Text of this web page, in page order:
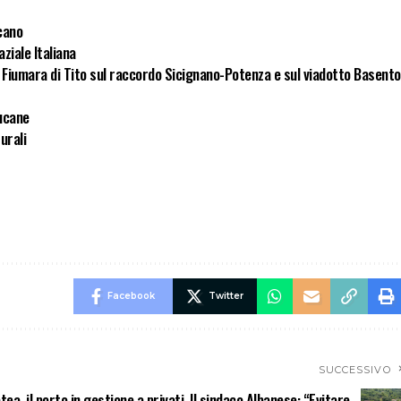
Italiana
di Tito sul raccordo Sicignano-Potenza e sul viadotto Basento
Facebook Twitter
SUCCESSIVO